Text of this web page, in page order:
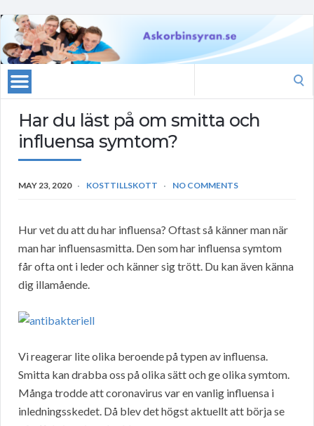
Har du läst på om smitta och
influensa symtom?
MAY 23, 2020 KOSTTILLSKOTT NO COMMENTS
Hur vet du att du har influensa? Oftast så känner man när
man har influensasmitta. Den som har influensa symtom
får ofta ont i leder och känner sig trött. Du kan även känna
dig illamående.
Vi reagerar lite olika beroende på typen av influensa.
Smitta kan drabba oss på olika sätt och ge olika symtom.
Många trodde att coronavirus var en vanlig influensa i
inledningsskedet. Då blev det högst aktuellt att börja se